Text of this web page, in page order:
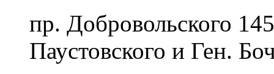
пр. Добровольского
Паустовского и Ген.